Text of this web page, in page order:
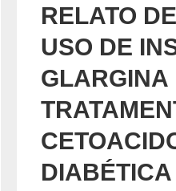
RELATO
USO DE
GLARGINA
DIABÉTICA